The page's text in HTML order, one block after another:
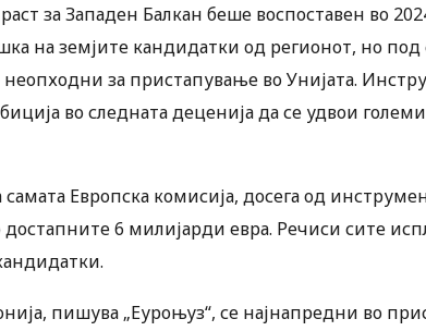
за Западен Балкан беше воспоставен во
на земјите кандидатки од регионот, но под
за пристапување во Унијата.
во следната деценија да се удвои
Европска комисија, досега од
6 милијарди евра. Речиси сите
пишува „Еуроњуз“, се најнапредни во